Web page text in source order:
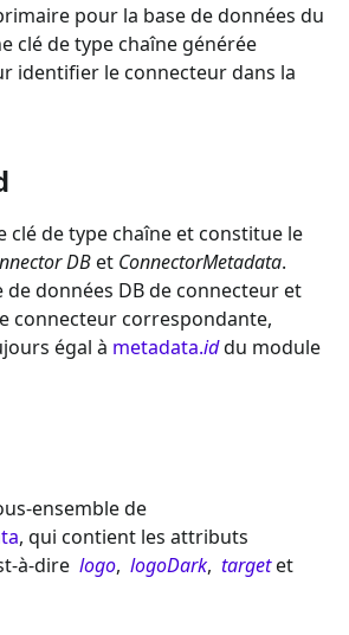
pour la base de données du
clé de type chaîne générée
identifier le connecteur dans la
clé de type chaîne et constitue le
DBet ConnectorMetadata.
de données DB de connecteur et
connecteur correspondante,
égal à metadata.iddu module
ensemble de
, qui contient les attributs
à-dire logo, logoDark, targetet